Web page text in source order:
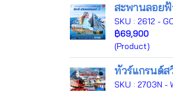
สะพานลอยฟ้
SKU : 2612 -
฿69,900
(Product)
ทัวร์แกรนด์ส
SKU : 2703N -